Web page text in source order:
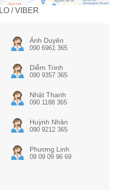
/ VIBER
Ánh Duyên
090 6961 365
Diễm Trinh
090 9357 365
Nhật Thanh
090 1188 365
Huỳnh Nhân
090 9212 365
Phương Linh
09 09 09 96 69